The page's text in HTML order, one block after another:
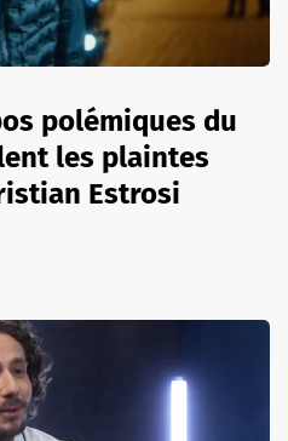
polémiques du
les plaintes
Estrosi